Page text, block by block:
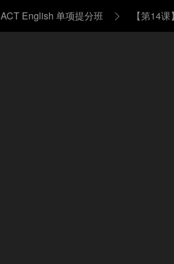
ACT English 单项提分班  【第14